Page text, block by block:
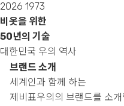
2026 1973
비옷을 위한
50년의 기술
대한민국 우의 역사
브랜드 소개
세계인과 함께 하는
제비표우의의 브랜드를 소개